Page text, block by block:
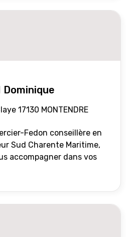
Dominique
17130 MONTENDRE
Fedon conseillère en
Sud Charente Maritime,
accompagner dans vos